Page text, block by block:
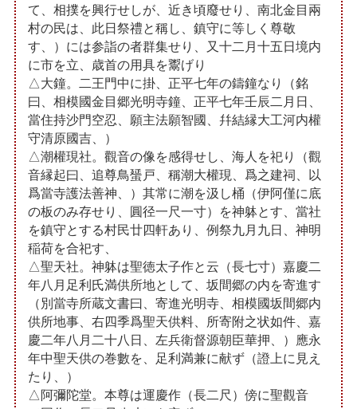
て、相撲を興行せしが、近き頃廢せり、南北金目兩
村の民は、此日祭禮と稱し、鎮守に等しく尊敬
す、）には参詣の者群集せり、又十二月十五日境内
に市を立、歳首の用具を鬻げり
△大鐘。二王門中に掛、正平七年の鑄鐘なり（銘
曰、相模國金目郷光明寺鐘、正平七年壬辰二月日、
當住持沙門空忍、願主法願智國、幷結縁大工河内權
守清原國吉、）
△潮權現社。觀音の像を感得せし、海人を祀り（觀
音縁起曰、追尊鳥蜑戸、稱潮大權現、爲之建祠、以
爲當寺護法善神、）其常に潮を汲し桶（伊阿僅に底
の板のみ存せり、圓径一尺一寸）を神躰とす、當社
を鎮守とする村民廿四軒あり、例祭九月九日、神明
稲荷を合祀す、
△聖天社。神躰は聖徳太子作と云（長七寸）嘉慶二
年八月足利氏満供所地として、坂間郷の内を寄進す
（別當寺所蔵文書曰、寄進光明寺、相模國坂間郷内
供所地事、右四季爲聖天供料、所寄附之状如件、嘉
慶二年八月二十八日、左兵衛督源朝臣華押、）應永
年中聖天供の巻數を、足利満兼に献ず（證上に見え
たり、）
△阿彌陀堂。本尊は運慶作（長二尺）傍に聖觀音